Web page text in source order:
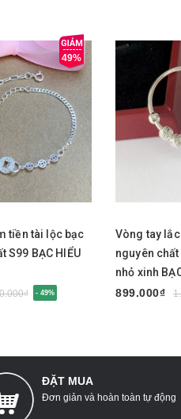
49%
tiền tài lộc bạc
S99 BẠC HIỂU
- 49%
Vòng tay
nguyên
nhỏ xinh
LTE585
899.000₫
ĐẶT MUA
Đơn giản và hoàn toàn tự động